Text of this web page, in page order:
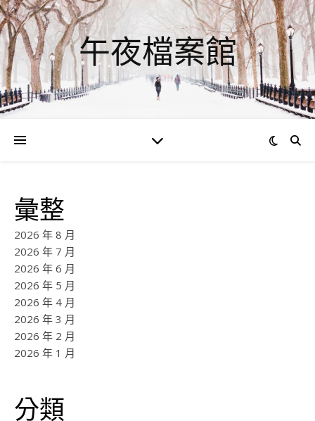
午夜檔案館
彙整
2026 年 8 月
2026 年 7 月
2026 年 6 月
2026 年 5 月
2026 年 4 月
2026 年 3 月
2026 年 2 月
2026 年 1 月
分類